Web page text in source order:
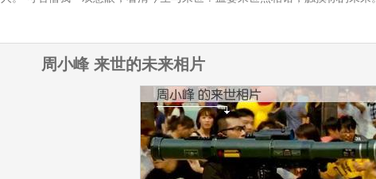
周小峰 来世的未来相片